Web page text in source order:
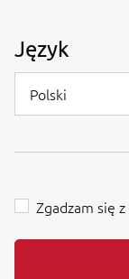
Język
Polski
Zgadzam się z